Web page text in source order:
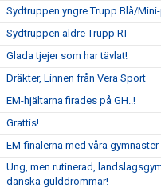
Sydtruppen yngre Trupp Blå/
Sydtruppen äldre Trupp RT
Glada tjejer som har tävlat!
Dräkter, Linnen från Vera Sport
EM-hjältarna firades på GH..!
Grattis!
EM-finalerna med våra gymnaster
Ung, men rutinerad,
danska gulddrömmar!